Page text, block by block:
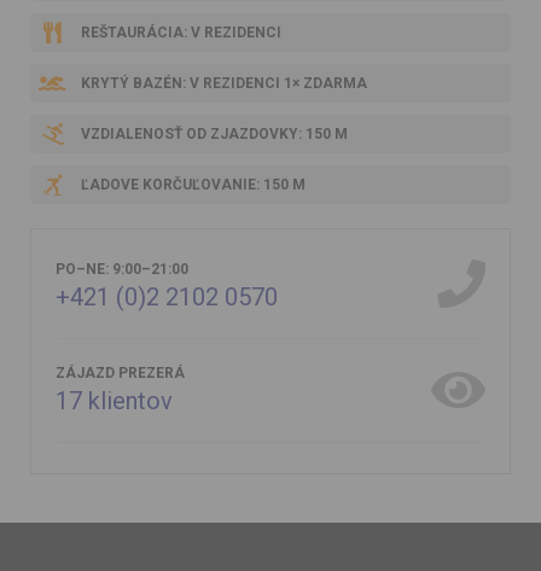
REŠTAURÁCIA: V REZIDENCI
KRYTÝ BAZÉN: V REZIDENCI 1× ZDARMA
VZDIALENOSŤ OD ZJAZDOVKY: 150 M
ĽADOVE KORČUĽOVANIE: 150 M
PO–NE: 9:00–21:00
+421 (0)2 2102 0570
ZÁJAZD PREZERÁ
17 klientov